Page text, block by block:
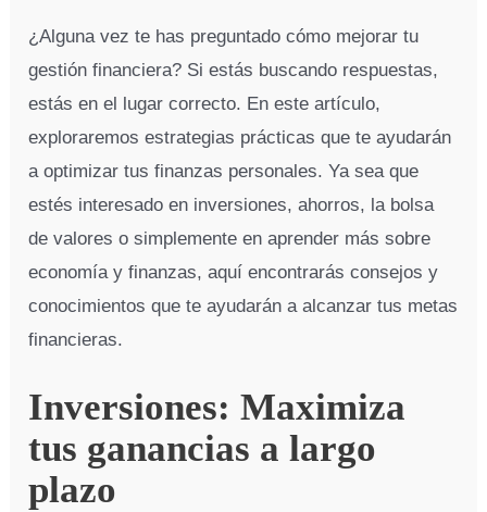
¿Alguna vez te has preguntado cómo mejorar tu
gestión financiera? Si estás buscando respuestas,
estás en el lugar correcto. En este artículo,
exploraremos estrategias prácticas que te ayudarán
a optimizar tus finanzas personales. Ya sea que
estés interesado en inversiones, ahorros, la bolsa
de valores o simplemente en aprender más sobre
economía y finanzas, aquí encontrarás consejos y
conocimientos que te ayudarán a alcanzar tus metas
financieras.
Inversiones: Maximiza
tus ganancias a largo
plazo